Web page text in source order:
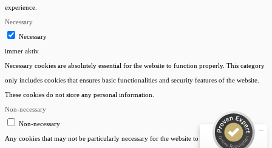
experience.
Necessary
Necessary
immer aktiv
Necessary cookies are absolutely essential for the website to function properly. This category
only includes cookies that ensures basic functionalities and security features of the website.
These cookies do not store any personal information.
Non-necessary
Non-necessary
Any cookies that may not be particularly necessary for the website to function and is used
100%
SEHR GUT
432
19